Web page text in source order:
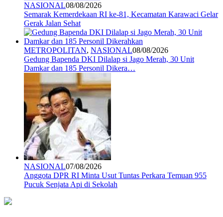
NASIONAL08/08/2026
Semarak Kemerdekaan RI ke-81, Kecamatan Karawaci Gelar
Gerak Jalan Sehat
METROPOLITAN, NASIONAL08/08/2026
Gedung Bapenda DKI Dilalap si Jago Merah, 30 Unit
Damkar dan 185 Personil Dikera…
NASIONAL07/08/2026
Anggota DPR RI Minta Usut Tuntas Perkara Temuan 955
Pucuk Senjata Api di Sekolah